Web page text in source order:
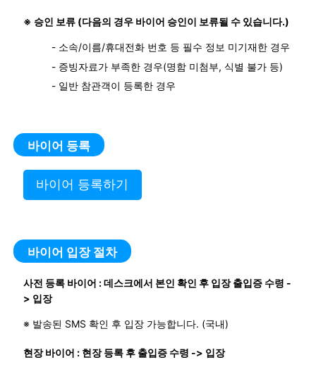
※ 승인 보류 (다음의 경우 바이어 승인이 보류될 수 있습니다.)
- 소속/이름/휴대전화 번호 등 필수 정보 미기재한 경우
- 증빙자료가 부족한 경우(명함 미첨부, 식별 불가 등)
- 일반 참관객이 등록한 경우
바이어 등록
바이어 등록하기
바이어 입장 절차
사전 등록 바이어 : 데스크에서 본인 확인 후 입장 출입증 수령 -
> 입장
※ 발송된 SMS 확인 후 입장 가능합니다. (국내)
현장 바이어 : 현장 등록 후 출입증 수령 -> 입장